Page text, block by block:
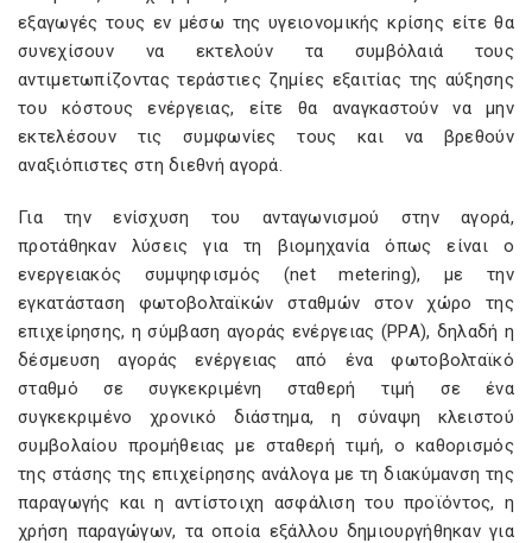
εξαγωγές τους εν μέσω της υγειονομικής κρίσης είτε θα
συνεχίσουν να εκτελούν τα συμβόλαιά τους
αντιμετωπίζοντας τεράστιες ζημίες εξαιτίας της αύξησης
του κόστους ενέργειας, είτε θα αναγκαστούν να μην
εκτελέσουν τις συμφωνίες τους και να βρεθούν
αναξιόπιστες στη διεθνή αγορά.
Για την ενίσχυση του ανταγωνισμού στην αγορά,
προτάθηκαν λύσεις για τη βιομηχανία όπως είναι ο
ενεργειακός συμψηφισμός (net metering), με την
εγκατάσταση φωτοβολταϊκών σταθμών στον χώρο της
επιχείρησης, η σύμβαση αγοράς ενέργειας (ΡΡΑ), δηλαδή η
δέσμευση αγοράς ενέργειας από ένα φωτοβολταϊκό
σταθμό σε συγκεκριμένη σταθερή τιμή σε ένα
συγκεκριμένο χρονικό διάστημα, η σύναψη κλειστού
συμβολαίου προμήθειας με σταθερή τιμή, ο καθορισμός
της στάσης της επιχείρησης ανάλογα με τη διακύμανση της
παραγωγής και η αντίστοιχη ασφάλιση του προϊόντος, η
χρήση παραγώγων, τα οποία εξάλλου δημιουργήθηκαν για